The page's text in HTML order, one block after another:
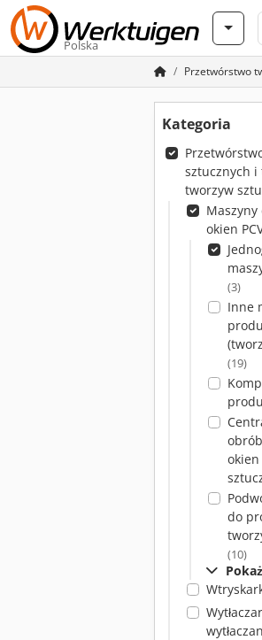
Polska
Przetwórstwo
Kategoria
sztucznych i
tworzyw
okien
(3)
Inne
(19)
do
(10)